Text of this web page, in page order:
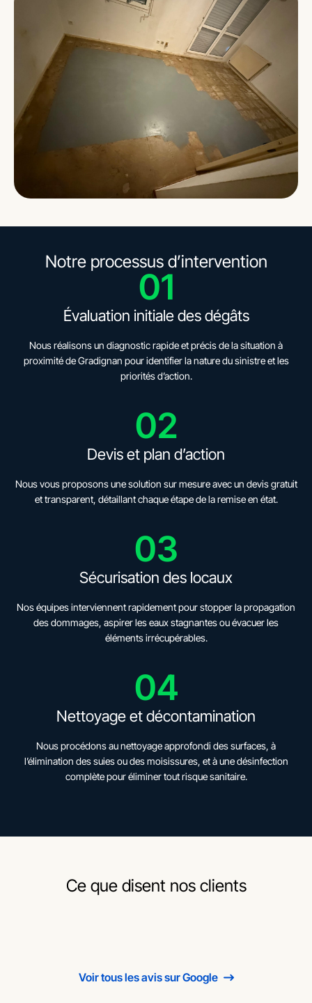
Notre processus d’intervention
01
Évaluation initiale des dégâts
Nous réalisons un diagnostic rapide et précis de la situation à
proximité de Gradignan pour identifier la nature du sinistre et les
priorités d’action.
02
Devis et plan d’action
Nous vous proposons une solution sur mesure avec un devis gratuit
et transparent, détaillant chaque étape de la remise en état.
03
Sécurisation des locaux
Nos équipes interviennent rapidement pour stopper la propagation
des dommages, aspirer les eaux stagnantes ou évacuer les
éléments irrécupérables.
04
Nettoyage et décontamination
Nous procédons au nettoyage approfondi des surfaces, à
l’élimination des suies ou des moisissures, et à une désinfection
complète pour éliminer tout risque sanitaire.
Ce que disent nos clients
Voir tous les avis sur Google